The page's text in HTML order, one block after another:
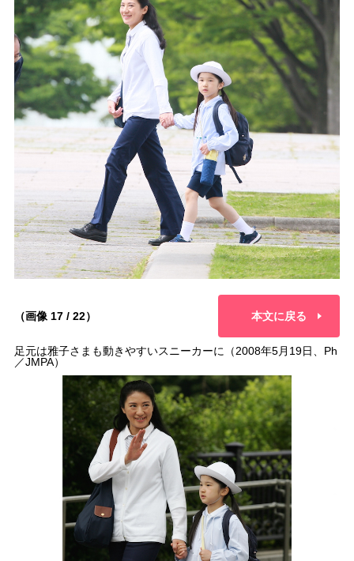
（画像 17 / 22） 本文に戻る
足元は雅子さまも動きやすいスニーカーに（2008年5月19日、Ph
／JMPA）